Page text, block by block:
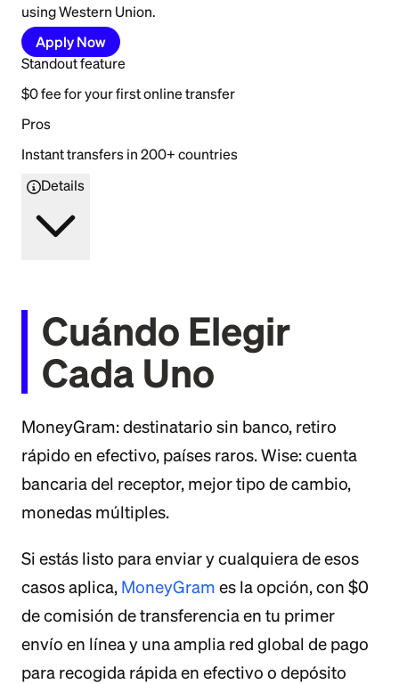
using Western Union.
Apply Now
Standout feature
$0 fee for your first online transfer
Pros
Instant transfers in 200+ countries
Details
Cuándo Elegir
Cada Uno
MoneyGram: destinatario sin banco, retiro
rápido en efectivo, países raros. Wise: cuenta
bancaria del receptor, mejor tipo de cambio,
monedas múltiples.
Si estás listo para enviar y cualquiera de esos
casos aplica, MoneyGram es la opción, con $0
de comisión de transferencia en tu primer
envío en línea y una amplia red global de pago
para recogida rápida en efectivo o depósito